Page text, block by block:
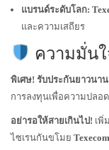
แบรนด์ระดับโลก:
และความเสถียร
ความมั่น
พิเศษ! รับประกันยาวนาน
การลงทุนเพื่อความปล
อย่ารอให้สายเกินไป! เพิ่
ไซเรนกันขโมย Texecom